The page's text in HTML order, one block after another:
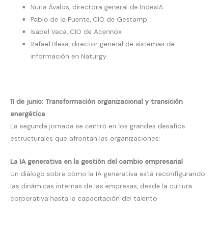
Nuria Ávalos, directora general de IndesIA
Pablo de la Puente, CIO de Gestamp
Isabel Vaca, CIO de Acerinox
Rafael Blesa, director general de sistemas de
información en Naturgy
11 de junio: Transformación organizacional y transición
energética
La segunda jornada se centró en los grandes desafíos
estructurales que afrontan las organizaciones:
La IA generativa en la gestión del cambio empresarial
Un diálogo sobre cómo la IA generativa está reconfigurando
las dinámicas internas de las empresas, desde la cultura
corporativa hasta la capacitación del talento.